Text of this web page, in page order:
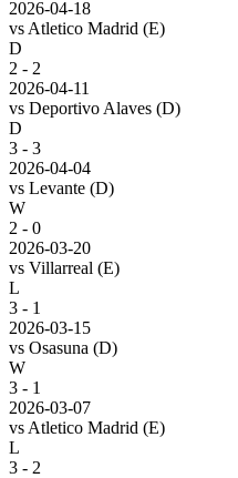
2026-04-18
vs Atletico Madrid (E)
D
2 - 2
2026-04-11
vs Deportivo Alaves (D)
D
3 - 3
2026-04-04
vs Levante (D)
W
2 - 0
2026-03-20
vs Villarreal (E)
L
3 - 1
2026-03-15
vs Osasuna (D)
W
3 - 1
2026-03-07
vs Atletico Madrid (E)
L
3 - 2